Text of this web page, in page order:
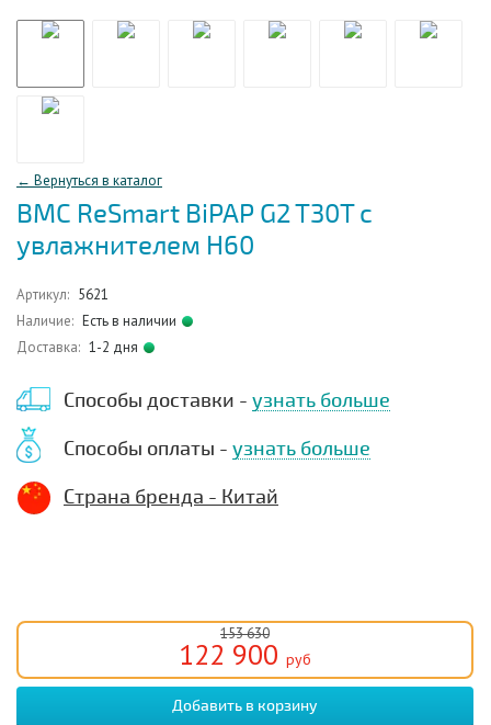
← Вернуться в каталог
BMC ReSmart BiPAP G2 T30T с
увлажнителем H60
Артикул: 5621
Наличие: Есть в наличии
Доставка: 1-2 дня
Способы доставки - узнать больше
Способы оплаты - узнать больше
Страна бренда - Китай
153 630
122 900 руб